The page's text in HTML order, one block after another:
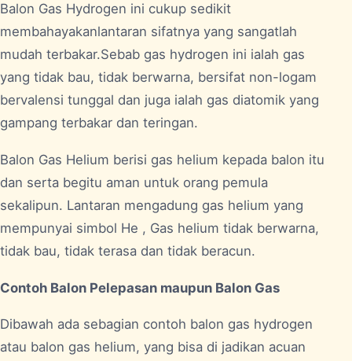
Balon Gas Hydrogen ini cukup sedikit
membahayakanlantaran sifatnya yang sangatlah
mudah terbakar.Sebab gas hydrogen ini ialah gas
yang tidak bau, tidak berwarna, bersifat non-logam
bervalensi tunggal dan juga ialah gas diatomik yang
gampang terbakar dan teringan.
Balon Gas Helium berisi gas helium kepada balon itu
dan serta begitu aman untuk orang pemula
sekalipun. Lantaran mengadung gas helium yang
mempunyai simbol He , Gas helium tidak berwarna,
tidak bau, tidak terasa dan tidak beracun.
Contoh Balon Pelepasan maupun Balon Gas
Dibawah ada sebagian contoh balon gas hydrogen
atau balon gas helium, yang bisa di jadikan acuan